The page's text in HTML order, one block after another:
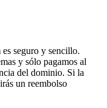
seguro y sencillo.
y sólo pagamos al
del dominio. Si la
un reembolso